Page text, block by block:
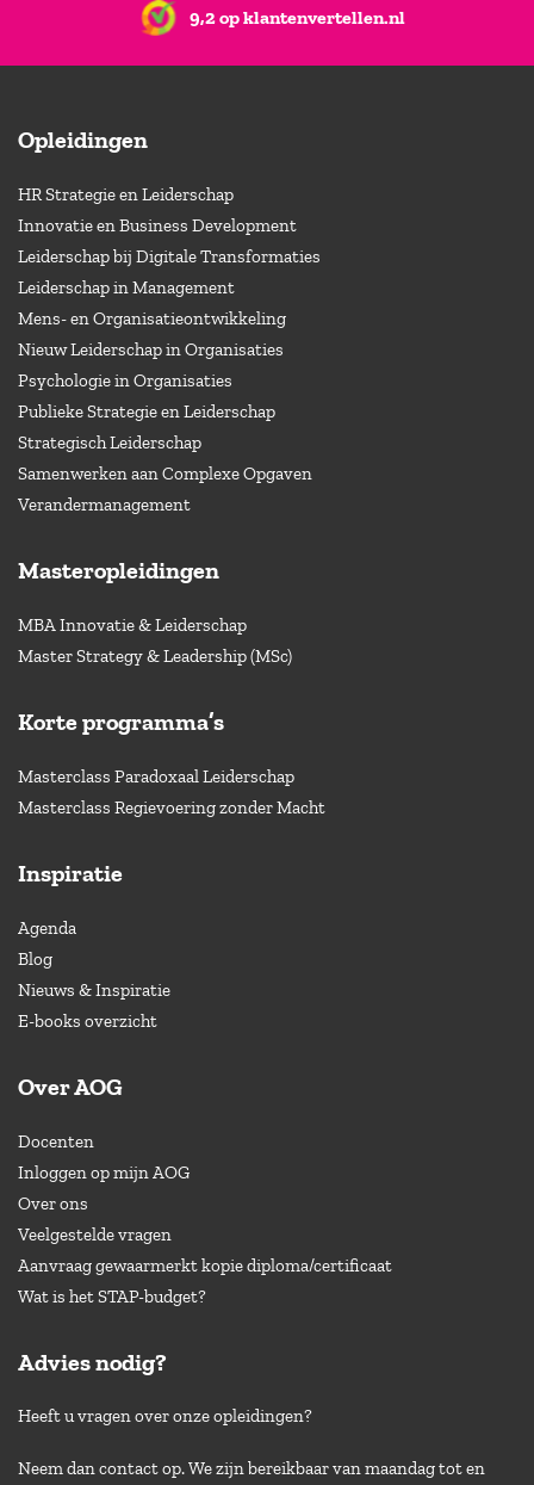
9,2 op klantenvertellen.nl
Opleidingen
HR Strategie en Leiderschap
Innovatie en Business Development
Leiderschap bij Digitale Transformaties
Leiderschap in Management
Mens- en Organisatieontwikkeling
Nieuw Leiderschap in Organisaties
Psychologie in Organisaties
Publieke Strategie en Leiderschap
Strategisch Leiderschap
Samenwerken aan Complexe Opgaven
Verandermanagement
Masteropleidingen
MBA Innovatie & Leiderschap
Master Strategy & Leadership (MSc)
Korte programma’s
Masterclass Paradoxaal Leiderschap
Masterclass Regievoering zonder Macht
Inspiratie
Agenda
Blog
Nieuws & Inspiratie
E-books overzicht
Over AOG
Docenten
Inloggen op mijn AOG
Over ons
Veelgestelde vragen
Aanvraag gewaarmerkt kopie diploma/certificaat
Wat is het STAP-budget?
Advies nodig?
Heeft u vragen over onze opleidingen?
Neem dan contact op. We zijn bereikbaar van maandag tot en